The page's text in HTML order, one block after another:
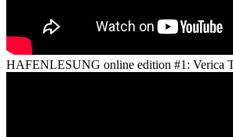
HAFENLESUNG online edition #1: Verica